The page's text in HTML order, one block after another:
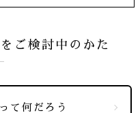
ご検討中のかた
て何だろう